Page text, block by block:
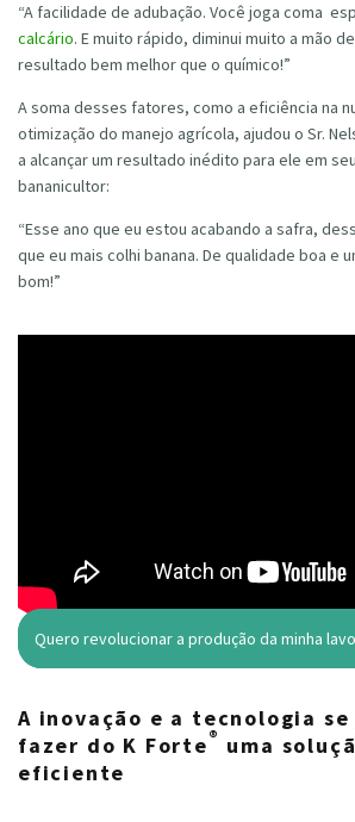
“A facilidade de adubação. Você joga coma
calcário. E muito rápido, diminui muito a mão
resultado bem melhor que o químico!”
A soma desses fatores, como a eficiência na
otimização do manejo agrícola, ajudou o Sr.
a alcançar um resultado inédito para ele em
bananicultor:
“Esse ano que eu estou acabando a safra,
que eu mais colhi banana. De qualidade boa e
bom!”
Quero revolucionar a produção da minha
A inovação e a tecnologia
fazer do K Forte® uma
eficiente